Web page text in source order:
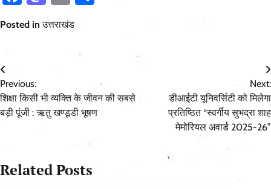
Posted inउत्तराखंड
Post
navigation
Previous:
शिक्षा किसी भी व्यक्ति के जीवन की सबसे
बड़ी पूंजी : ऋतु खण्डूडी भूषण
Next:
डीआईटी यूनिवर्सिटी को मिलेगा
प्रतिष्ठित “स्वर्गीय सुभद्रा शाह
मेमोरियल अवार्ड 2025-26”
Related Posts